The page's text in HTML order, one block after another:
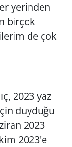
yerinden
birçok
de çok
2023 yaz
duyduğu
2023
2023'e